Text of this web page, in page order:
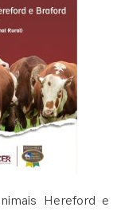
Hereford e